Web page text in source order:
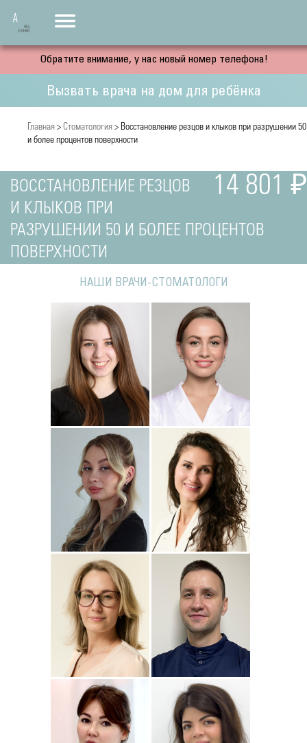
Обратите внимание, у нас новый номер телефона!
Вызвать врача на дом для ребёнка
Главная > Стоматология > Восстановление резцов и клыков при разрушении 50
и более процентов поверхности
14 801 ₽
ВОССТАНОВЛЕНИЕ РЕЗЦОВ
И КЛЫКОВ ПРИ
РАЗРУШЕНИИ 50 И БОЛЕЕ ПРОЦЕНТОВ
ПОВЕРХНОСТИ
НАШИ ВРАЧИ-СТОМАТОЛОГИ
Подробнее
Джумаева
Амина
Стоматолог-ортопед
Подробнее
о Наталья
Стоматолог-терапевт
Подробнеео Полина
Соколовская
Стоматолог-терапевт
Подробнее о
Прохорова
Анастасия
Стоматолог-терапевт
Подробнеео
Сейфетдинова
Юлия
Стоматолог-ортодонт
Подробнеео
Симонов
Стоматолог детский